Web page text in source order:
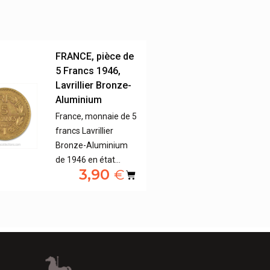
FRANCE, pièce de
5 Francs 1946,
Lavrillier Bronze-
Aluminium
France, monnaie de 5
francs Lavrillier
Bronze-Aluminium
de 1946 en état…
3,90 €